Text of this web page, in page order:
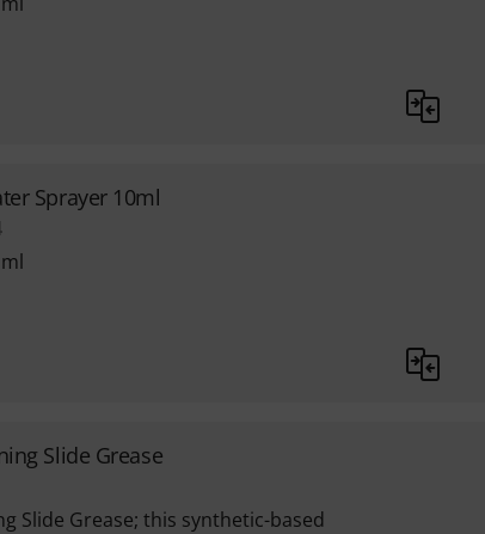
Sprayer 10ml
Slide Grease
Slide Grease; this synthetic-based